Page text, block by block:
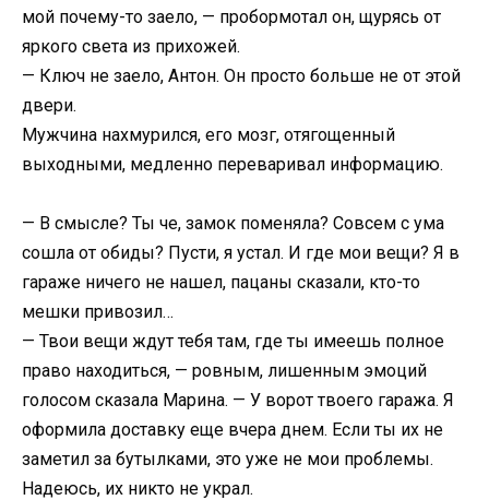
мой почему-то заело, — пробормотал он, щурясь от
яркого света из прихожей.
— Ключ не заело, Антон. Он просто больше не от этой
двери.
Мужчина нахмурился, его мозг, отягощенный
выходными, медленно переваривал информацию.
— В смысле? Ты че, замок поменяла? Совсем с ума
сошла от обиды? Пусти, я устал. И где мои вещи? Я в
гараже ничего не нашел, пацаны сказали, кто-то
мешки привозил…
— Твои вещи ждут тебя там, где ты имеешь полное
право находиться, — ровным, лишенным эмоций
голосом сказала Марина. — У ворот твоего гаража. Я
оформила доставку еще вчера днем. Если ты их не
заметил за бутылками, это уже не мои проблемы.
Надеюсь, их никто не украл.